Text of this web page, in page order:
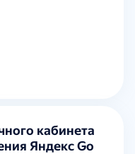
кабинета
Яндекс Go